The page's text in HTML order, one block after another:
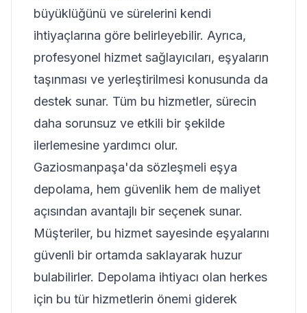
büyüklüğünü ve sürelerini kendi
ihtiyaçlarına göre belirleyebilir. Ayrıca,
profesyonel hizmet sağlayıcıları, eşyaların
taşınması ve yerleştirilmesi konusunda da
destek sunar. Tüm bu hizmetler, sürecin
daha sorunsuz ve etkili bir şekilde
ilerlemesine yardımcı olur.
Gaziosmanpaşa'da sözleşmeli eşya
depolama, hem güvenlik hem de maliyet
açısından avantajlı bir seçenek sunar.
Müşteriler, bu hizmet sayesinde eşyalarını
güvenli bir ortamda saklayarak huzur
bulabilirler. Depolama ihtiyacı olan herkes
için bu tür hizmetlerin önemi giderek